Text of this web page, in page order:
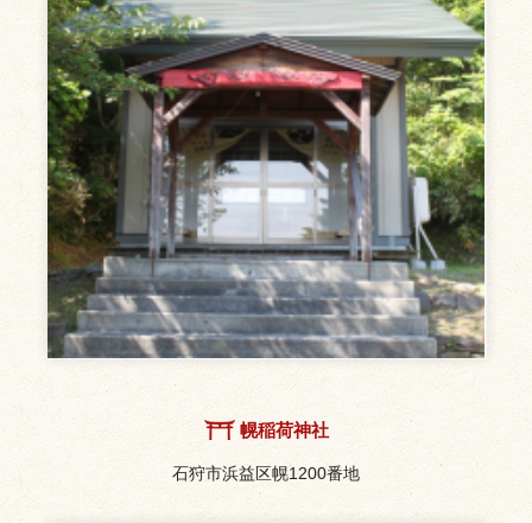
幌稲荷神社
石狩市浜益区幌1200番地